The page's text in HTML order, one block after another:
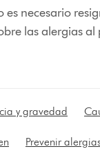
necesario
las alergias al
y gravedad
Prevenir